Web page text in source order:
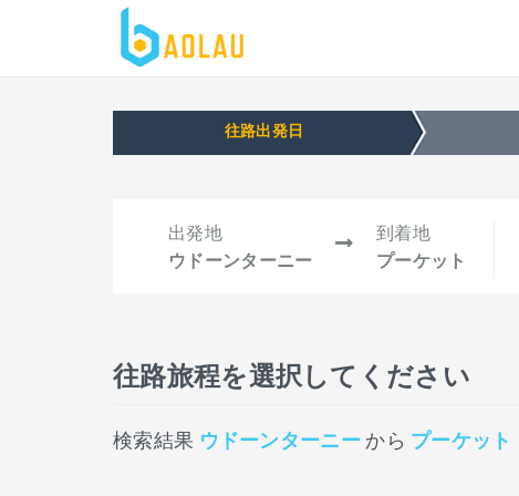
往路出発日
出発地
ウドーンターニー
到着地
プーケット
往路旅程を選択してください
検索結果 ウドーンターニーから プーケット